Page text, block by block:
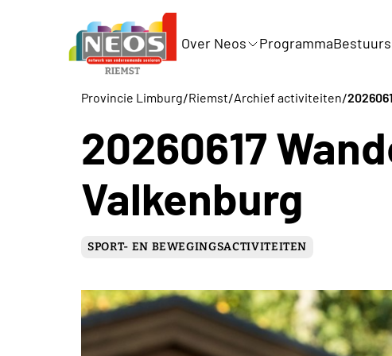
Over Neos Programma
Provincie Limburg/Riemst/Archief activiteiten/
20260617
Valkenburg
SPORT- EN BEWEGINGSACTIVITEITEN